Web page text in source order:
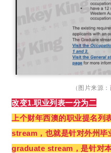
（图片来源：
改变1.职业列表一分为二
上个财年西澳的职业提名
stream，也就是针对外州毕
graduate stream，是针对本